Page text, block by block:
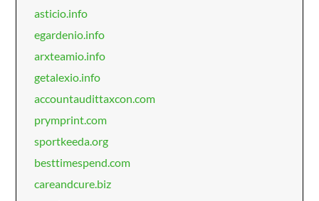
asticio.info
egardenio.info
arxteamio.info
getalexio.info
accountaudittaxcon.com
prymprint.com
sportkeeda.org
besttimespend.com
careandcure.biz